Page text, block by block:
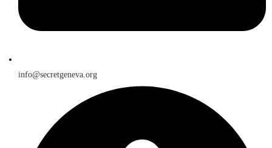
info@secretgeneva.org